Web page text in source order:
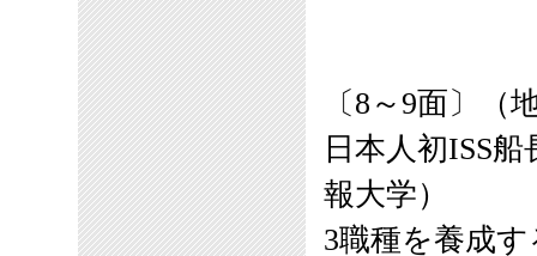
〔8～9面〕（
日本人初ISS
報大学）
3職種を養成